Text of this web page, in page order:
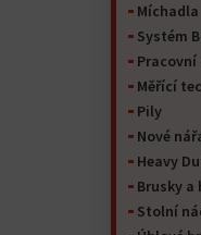
Míchadla
Systém
Pracovní
Měřící
Pily
Nové
Heavy
Brusky a
Stolní